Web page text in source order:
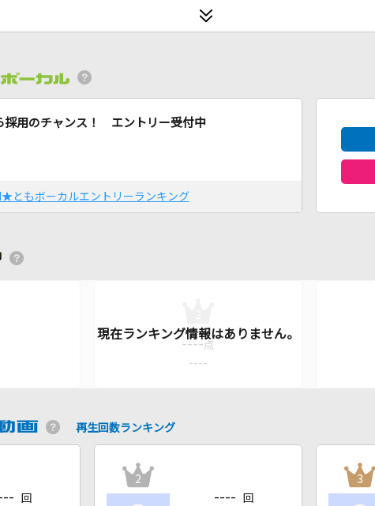
採用のチャンス！ エントリー受付中
ともボーカルエントリーランキング
---- 点
----
再生回数ランキング
回
2
---- 回
3